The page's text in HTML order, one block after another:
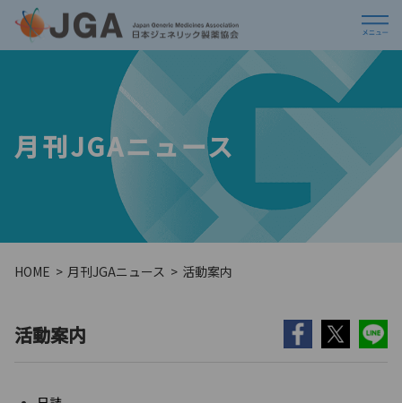
月刊JGAニュース
HOME 月刊JGAニュース 活動案内
活動案内